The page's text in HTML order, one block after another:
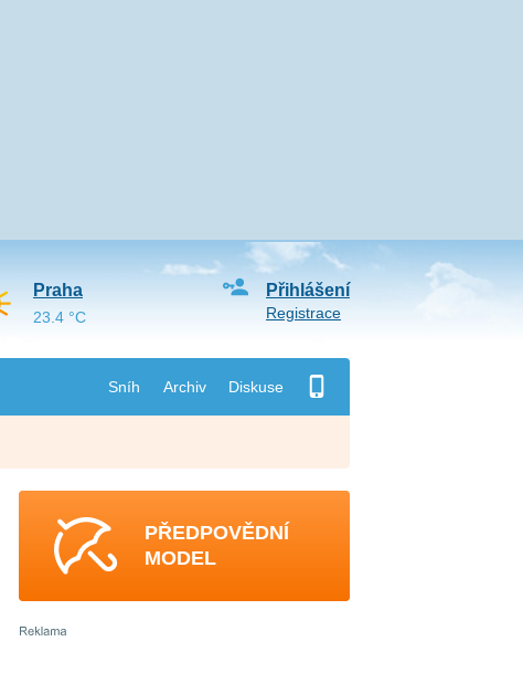
Sníh Archiv Diskuse
Přihlášení
Registrace
Praha
23.4 °C
PŘEDPOVĚDNÍ
MODEL